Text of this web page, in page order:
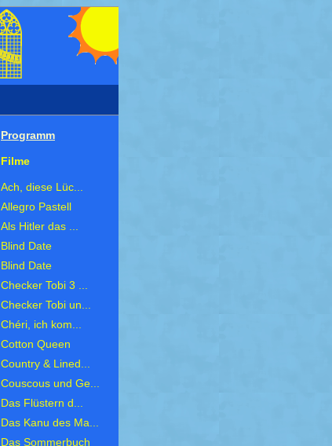
Programm
Filme
Ach, diese Lüc...
Allegro Pastell
Als Hitler das ...
Blind Date
Blind Date
Checker Tobi 3 ...
Checker Tobi un...
Chéri, ich kom...
Cotton Queen
Country & Lined...
Couscous und Ge...
Das Flüstern d...
Das Kanu des Ma...
Das Sommerbuch